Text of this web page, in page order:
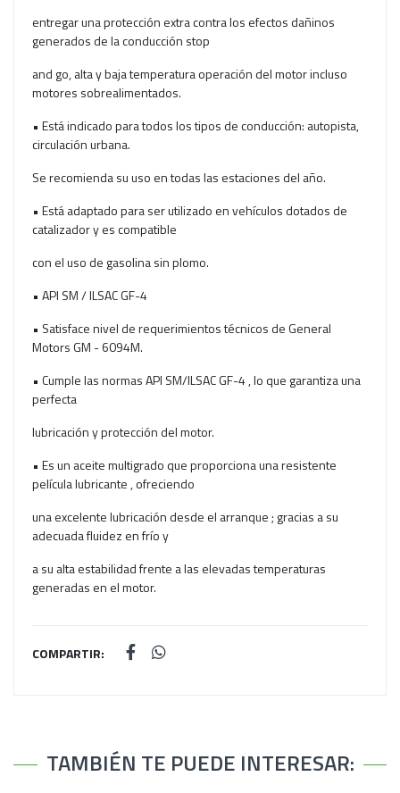
entregar una protección extra contra los efectos dañinos
generados de la conducción stop
and go, alta y baja temperatura operación del motor incluso
motores sobrealimentados.
• Está indicado para todos los tipos de conducción: autopista,
circulación urbana.
Se recomienda su uso en todas las estaciones del año.
• Está adaptado para ser utilizado en vehículos dotados de
catalizador y es compatible
con el uso de gasolina sin plomo.
• API SM / ILSAC GF-4
• Satisface nivel de requerimientos técnicos de General
Motors GM - 6094M.
• Cumple las normas API SM/ILSAC GF-4 , lo que garantiza una
perfecta
lubricación y protección del motor.
• Es un aceite multigrado que proporciona una resistente
película lubricante , ofreciendo
una excelente lubricación desde el arranque ; gracias a su
adecuada fluidez en frío y
a su alta estabilidad frente a las elevadas temperaturas
generadas en el motor.
COMPARTIR:
TAMBIÉN TE PUEDE INTERESAR: